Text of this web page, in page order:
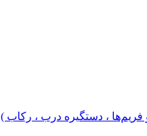
فریم‌ها ، دستگیره درب ، رکاب )